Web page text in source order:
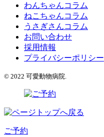
わんちゃんコラム
ねこちゃんコラム
うさぎさんコラム
お問い合わせ
採用情報
プライバシーポリシー
© 2022 可愛動物病院.
ご予約